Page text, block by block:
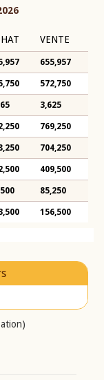
VENTE
655,957
572,750
3,625
769,250
704,250
409,500
85,250
156,500